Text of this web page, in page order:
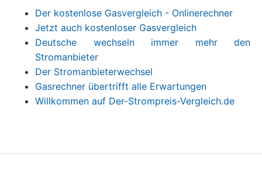
Der kostenlose Gasvergleich - Onlinerechner
Jetzt auch kostenloser Gasvergleich
Deutsche wechseln immer mehr den
Stromanbieter
Der Stromanbieterwechsel
Gasrechner übertrifft alle Erwartungen
Willkommen auf Der-Strompreis-Vergleich.de